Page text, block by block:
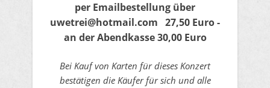
per Emailbestellung über
uwetrei@hotmail.com 27,50 Euro -
an der Abendkasse 30,00 Euro
Bei Kauf von Karten für dieses Konzert
bestätigen die Käufer für sich und alle